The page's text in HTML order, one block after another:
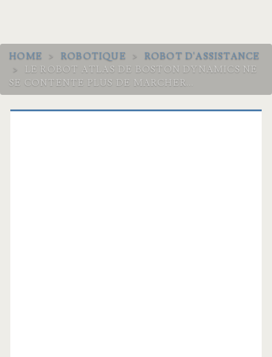
HOME > ROBOTIQUE >
ROBOT D'ASSISTANCE
>
LE ROBOT ATLAS DE BOSTON DYNAMICS NE
SE CONTENTE PLUS DE MARCHER…